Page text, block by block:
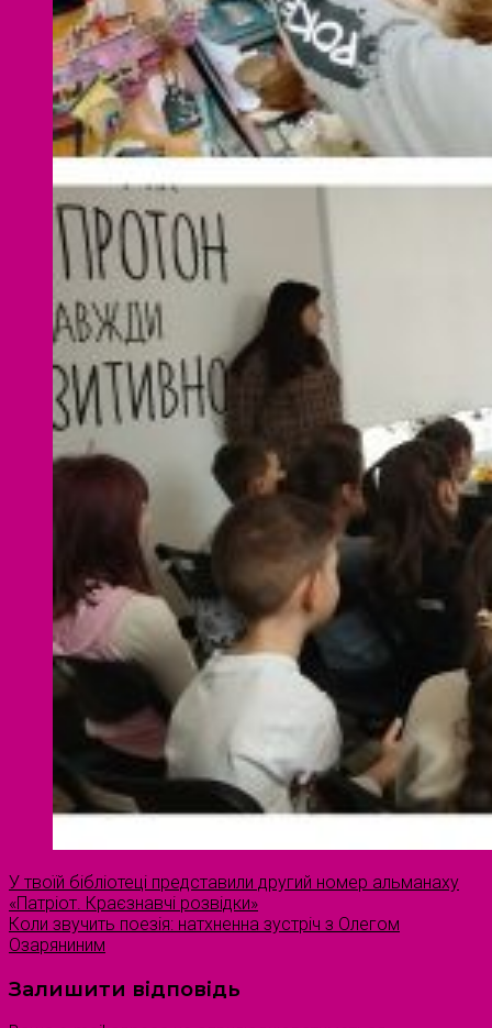
У твоїй бібліотеці представили другий номер альманаху
«Патріот. Краєзнавчі розвідки»
Коли звучить поезія: натхненна зустріч з Олегом
Озаряниним
Залишити відповідь